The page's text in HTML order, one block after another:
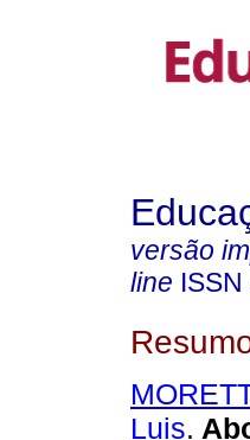
versão
line ISSN
Luis.